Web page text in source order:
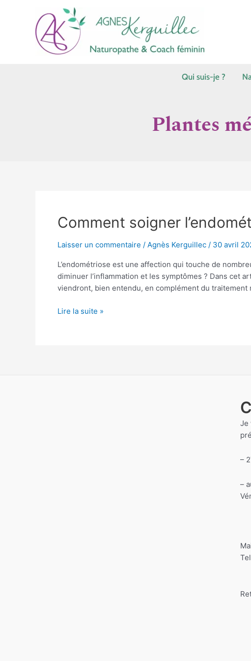
Qui suis-je ?
Plantes
Comment soigner
Laisser un commentaire / Agnès Kerguillec / 30 avril
L’endométriose est une affection qui touche de
diminuer l’inflammation et les symptômes ? Dans cet
viendront, bien entendu, en complément du
Comment
soigner
l’endométriose
?
Lire la suite »
Je
–
–